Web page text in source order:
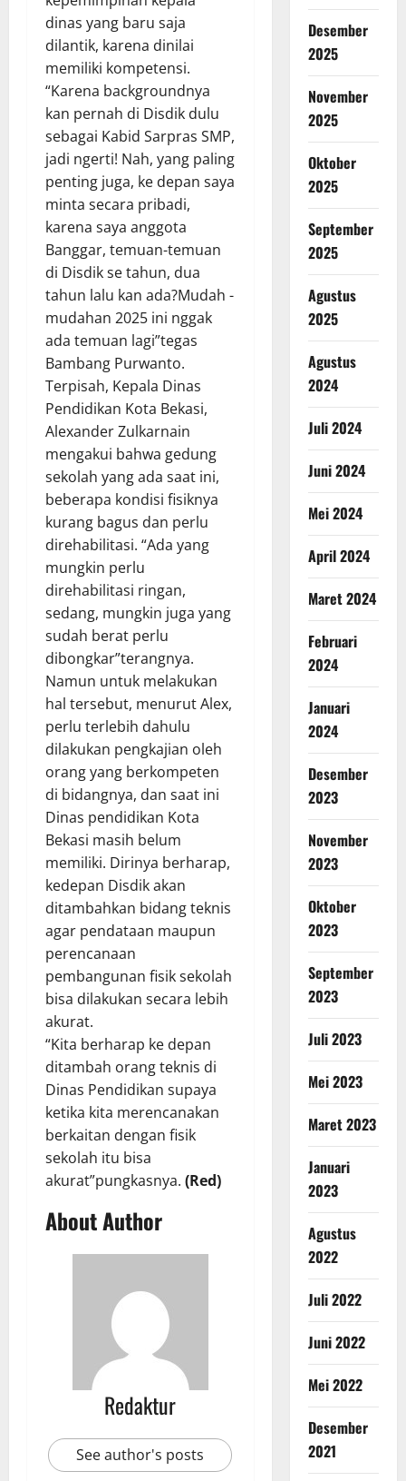
dinas yang baru saja
dilantik, karena dinilai
memiliki kompetensi.
“Karena backgroundnya
kan pernah di Disdik dulu
sebagai Kabid Sarpras SMP,
jadi ngerti! Nah, yang paling
penting juga, ke depan saya
minta secara pribadi,
karena saya anggota
Banggar, temuan-temuan
di Disdik se tahun, dua
tahun lalu kan ada?Mudah -
mudahan 2025 ini nggak
ada temuan lagi”tegas
Bambang Purwanto.
Terpisah, Kepala Dinas
Pendidikan Kota Bekasi,
Alexander Zulkarnain
mengakui bahwa gedung
sekolah yang ada saat ini,
beberapa kondisi fisiknya
kurang bagus dan perlu
direhabilitasi. “Ada yang
mungkin perlu
direhabilitasi ringan,
sedang, mungkin juga yang
sudah berat perlu
dibongkar”terangnya.
Namun untuk melakukan
hal tersebut, menurut Alex,
perlu terlebih dahulu
dilakukan pengkajian oleh
orang yang berkompeten
di bidangnya, dan saat ini
Dinas pendidikan Kota
Bekasi masih belum
memiliki. Dirinya berharap,
kedepan Disdik akan
ditambahkan bidang teknis
agar pendataan maupun
perencanaan
pembangunan fisik sekolah
bisa dilakukan secara lebih
akurat.
“Kita berharap ke depan
ditambah orang teknis di
Dinas Pendidikan supaya
ketika kita merencanakan
berkaitan dengan fisik
sekolah itu bisa
akurat”pungkasnya. (Red)
About Author
Redaktur
See author's posts
Desember
2025
November
2025
Oktober
2025
September
2025
Agustus
2025
Agustus
2024
Juli 2024
Juni 2024
Mei 2024
April 2024
Maret 2024
Februari
2024
Januari
2024
Desember
2023
November
2023
Oktober
2023
September
2023
Juli 2023
Mei 2023
Maret 2023
Januari
2023
Agustus
2022
Juli 2022
Juni 2022
Mei 2022
Desember
2021